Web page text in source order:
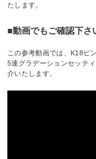
たします。
■動画でもご確認下さ
この参考動画では、K18ピ
5連グラデーションセッテ
介いたします。